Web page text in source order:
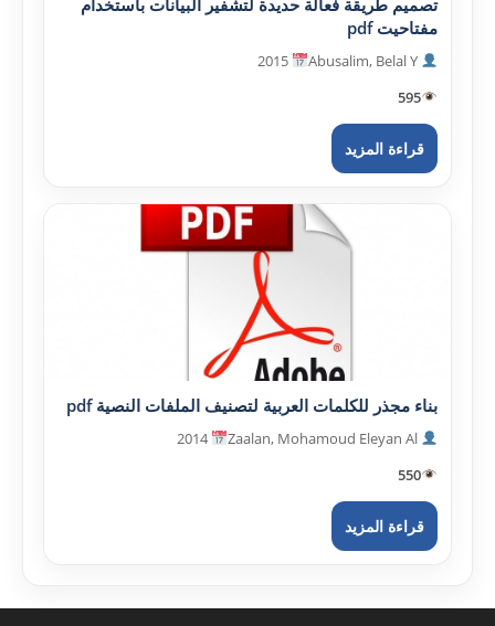
تصميم طريقة فعالة حديدة لتشفير البيانات باستخدام
مفتاحيت pdf
595
قراءة المزيد
بناء مجذر للكلمات العربية لتصنيف الملفات النصية pdf
2014
550
قراءة المزيد